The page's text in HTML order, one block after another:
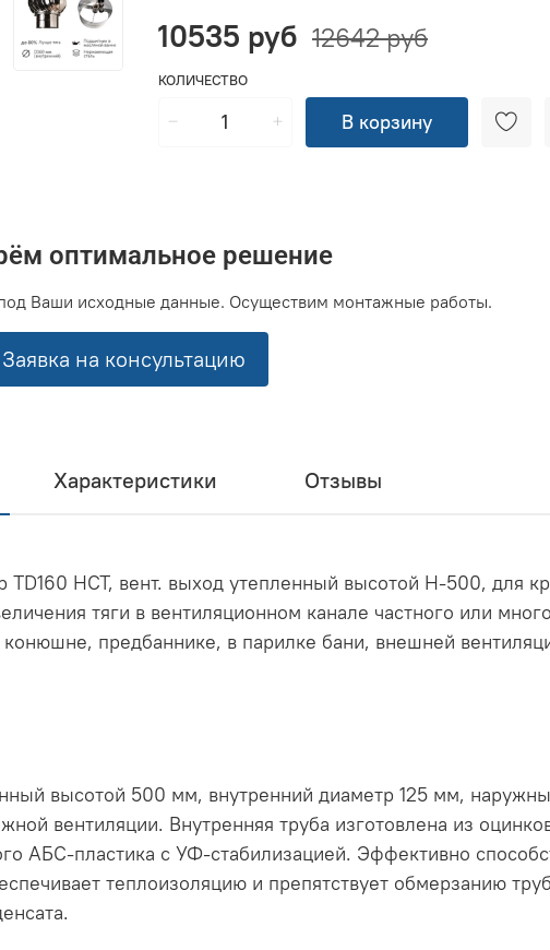
10535 руб 12642 руб
КОЛИЧЕСТВО
В корзину
оптимальное решение
Ваши исходные данные. Осуществим монтажные работы.
Заявка на консультацию
Характеристики Отзывы
TD160 НСТ, вент. выход утепленный высотой Н-500, для
тяги в вентиляционном канале частного или
предбаннике, в парилке бани, внешней
высотой 500 мм, внутренний диаметр 125 мм,
вентиляции. Внутренняя труба изготовлена из
АБС-пластика с УФ-стабилизацией. Эффективно
теплоизоляцию и препятствует обмерзанию